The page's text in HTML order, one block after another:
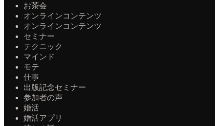
お茶会
オンラインコンテンツ
オンラインコンテンツ
セミナー
テクニック
マインド
モテ
仕事
出版記念セミナー
参加者の声
婚活
婚活アプリ